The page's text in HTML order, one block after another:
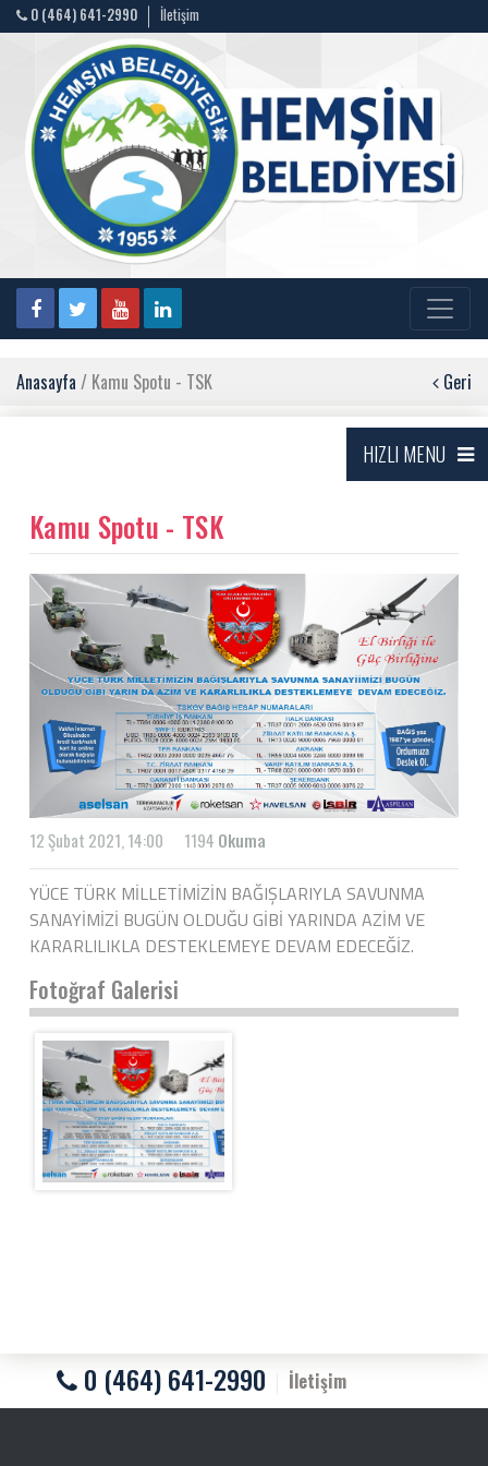
0 (464) 641-2990 İletişim
Anasayfa / Kamu Spotu - TSK Geri
HIZLI MENU
Kamu Spotu - TSK
12 Şubat 2021, 14:00 1194 Okuma
YÜCE TÜRK MİLLETİMİZİN BAĞIŞLARIYLA SAVUNMA
SANAYİMİZİ BUGÜN OLDUĞU GİBİ YARINDA AZİM VE
KARARLILIKLA DESTEKLEMEYE DEVAM EDECEĞİZ.
Fotoğraf Galerisi
0 (464) 641-2990 İletişim